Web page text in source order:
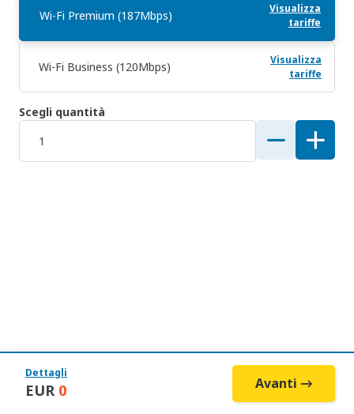
Wi-Fi Premium (187Mbps)
Visualizza
tariffe
Wi-Fi Business (120Mbps)
Visualizza
tariffe
Scegli quantità
Dettagli
EUR 0 Avanti →